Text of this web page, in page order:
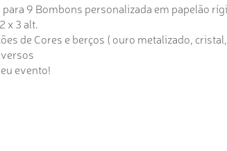
para 9 Bombons personalizada em papelão
x 3 alt.
de Cores e berços ( ouro metalizado,
evento!